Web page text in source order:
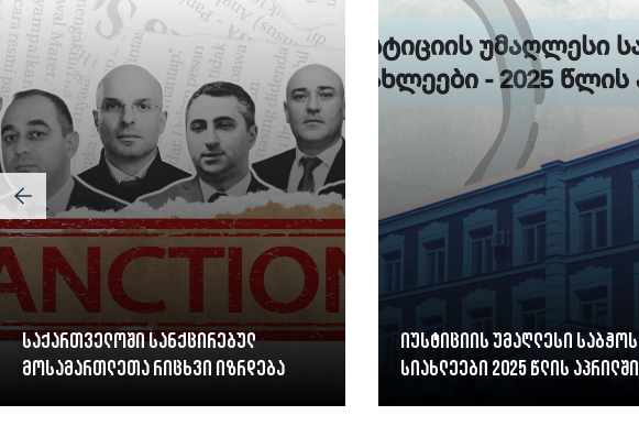
საქართველოში სანქცირებულ
მოსამართლეთა რიცხვი იზრდება
იუსტიციის უმაღლესი საბჭოს
სიახლეები 2025 წლის აპრილში